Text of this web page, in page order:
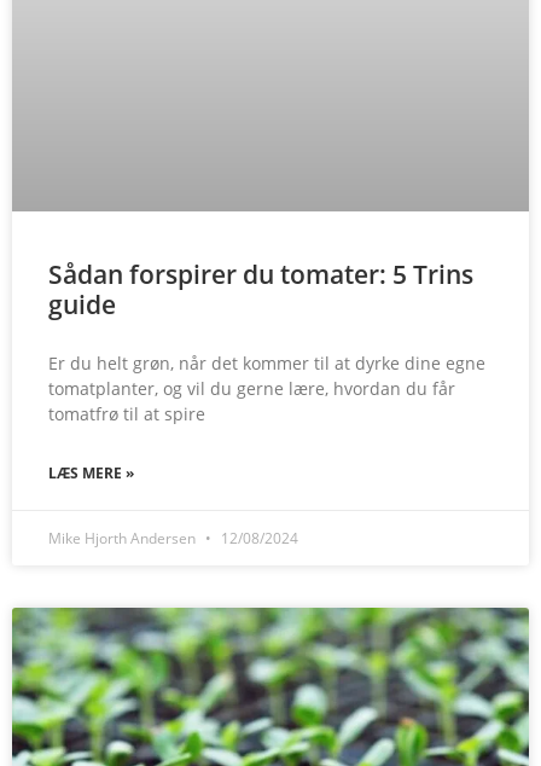
Sådan forspirer du tomater: 5 Trins
guide
Er du helt grøn, når det kommer til at dyrke dine egne
tomatplanter, og vil du gerne lære, hvordan du får
tomatfrø til at spire
LÆS MERE »
Mike Hjorth Andersen 12/08/2024